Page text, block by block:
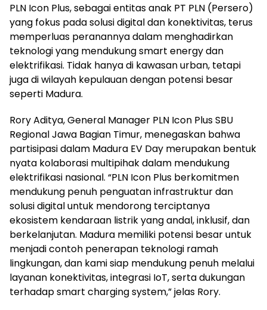
PLN Icon Plus, sebagai entitas anak PT PLN (Persero)
yang fokus pada solusi digital dan konektivitas, terus
memperluas peranannya dalam menghadirkan
teknologi yang mendukung smart energy dan
elektrifikasi. Tidak hanya di kawasan urban, tetapi
juga di wilayah kepulauan dengan potensi besar
seperti Madura.
Rory Aditya, General Manager PLN Icon Plus SBU
Regional Jawa Bagian Timur, menegaskan bahwa
partisipasi dalam Madura EV Day merupakan bentuk
nyata kolaborasi multipihak dalam mendukung
elektrifikasi nasional. “PLN Icon Plus berkomitmen
mendukung penuh penguatan infrastruktur dan
solusi digital untuk mendorong terciptanya
ekosistem kendaraan listrik yang andal, inklusif, dan
berkelanjutan. Madura memiliki potensi besar untuk
menjadi contoh penerapan teknologi ramah
lingkungan, dan kami siap mendukung penuh melalui
layanan konektivitas, integrasi IoT, serta dukungan
terhadap smart charging system,” jelas Rory.